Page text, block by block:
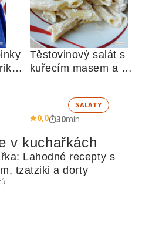
Těstovinový salát s
kuřecím masem a
SALÁTY
0,0 30min
v kuchařkách
Lahodné recepty s
tzatziki a dorty